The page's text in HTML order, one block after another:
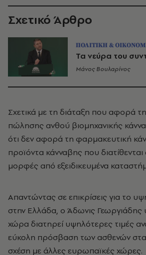
Σχετικό Άρθρο
ΠΟΛΙΤΙΚΗ &
Τα νεύρα του
Μάνος Βουλαρίνος
Σχετικά με τη διάταξη που αφορά
πώλησης ανθού βιομηχανικής
ότι δεν αφορά τη φαρμακευτική
προϊόντα κάνναβης που διατίθενται
μορφές από εξειδικευμένα
Απαντώντας σε επικρίσεις για το
στην Ελλάδα, ο Άδωνις Γεωργιάδης
χώρα διατηρεί υψηλότερες τιμές
εύκολη πρόσβαση των ασθενών
σχέση με άλλες ευρωπαϊκές χώρες.